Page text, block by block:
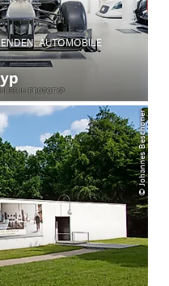
AUTOMOBILE
© Johannes Beschoner